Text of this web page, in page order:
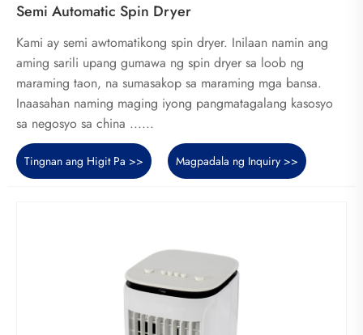
Semi Automatic Spin Dryer
Kami ay semi awtomatikong spin dryer. Inilaan namin ang
aming sarili upang gumawa ng spin dryer sa loob ng
maraming taon, na sumasakop sa maraming mga bansa.
Inaasahan naming maging iyong pangmatagalang kasosyo
sa negosyo sa china ......
Tingnan ang Higit Pa >> Magpadala ng Inquiry >>